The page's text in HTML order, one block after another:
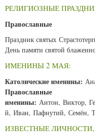
РЕЛИГИОЗНЫЕ
Православные
Праздник святых
День памяти святой
ИМЕНИНЫ 2 МАЯ:
Католические именины:
Православные
именины: Антон, Виктор,
й, Иван, Пафнутий, Семён,
ИЗВЕСТНЫЕ